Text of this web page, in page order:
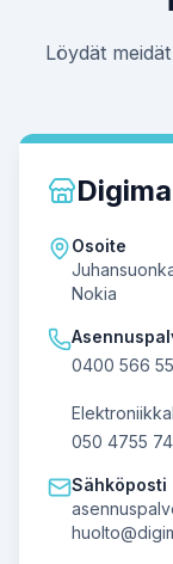
Löydät
Osoite
Nokia
0400 566
050 4755
Sähköposti